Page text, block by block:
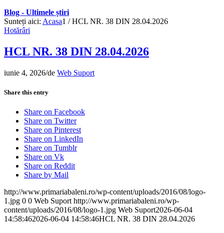
Blog - Ultimele știri
Sunteți aici: Acasa1 / HCL NR. 38 DIN 28.04.2026
Hotărâri
HCL NR. 38 DIN 28.04.2026
iunie 4, 2026/de Web Suport
Share this entry
Share on Facebook
Share on Twitter
Share on Pinterest
Share on LinkedIn
Share on Tumblr
Share on Vk
Share on Reddit
Share by Mail
http://www.primariabaleni.ro/wp-content/uploads/2016/08/logo-
1.jpg 0 0 Web Suport http://www.primariabaleni.ro/wp-
content/uploads/2016/08/logo-1.jpg Web Suport2026-06-04
14:58:462026-06-04 14:58:46HCL NR. 38 DIN 28.04.2026